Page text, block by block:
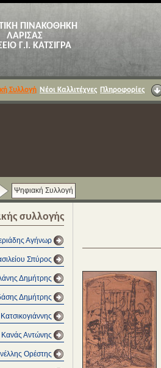
ΠΙΝΑΚΟΘΗΚΗ
ΛΑΡΙΣΑΣ
Γ.Ι. ΚΑΤΣΙΓΡΑ
Συλλογή Νέοι Καλλιτέχνες Πληροφορίες
Ψηφιακή Συλλογή
συλλογής
Αγήνωρ
Σπύρος
Δημήτρης
Δημήτρης
Κανάς Αντώνης
Ορέστης